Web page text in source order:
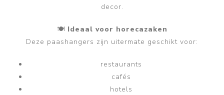
decor.
🍽️ Ideaal voor horecazaken
Deze paashangers zijn uitermate geschikt voor:
restaurants
cafés
hotels